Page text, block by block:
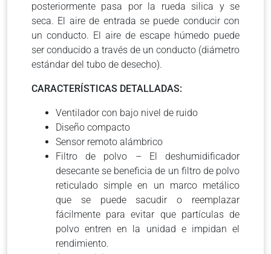
posteriormente pasa por la rueda silica y se
seca. El aire de entrada se puede conducir con
un conducto. El aire de escape húmedo puede
ser conducido a través de un conducto (diámetro
estándar del tubo de desecho).
CARACTERÍSTICAS DETALLADAS:
Ventilador con bajo nivel de ruido
Diseño compacto
Sensor remoto alámbrico
Filtro de polvo – El deshumidificador
desecante se beneficia de un filtro de polvo
reticulado simple en un marco metálico
que se puede sacudir o reemplazar
fácilmente para evitar que partículas de
polvo entren en la unidad e impidan el
rendimiento.